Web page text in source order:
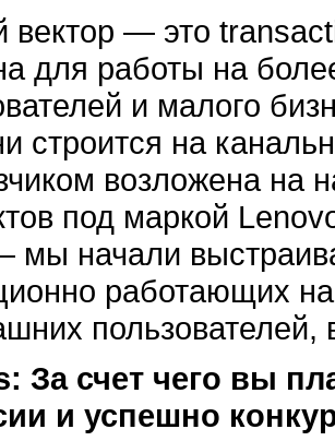
вектор — это
для работы на
и малого
строится на
возложена на
под маркой
мы начали
работающих
пользователей,
За счет чего вы
и успешно